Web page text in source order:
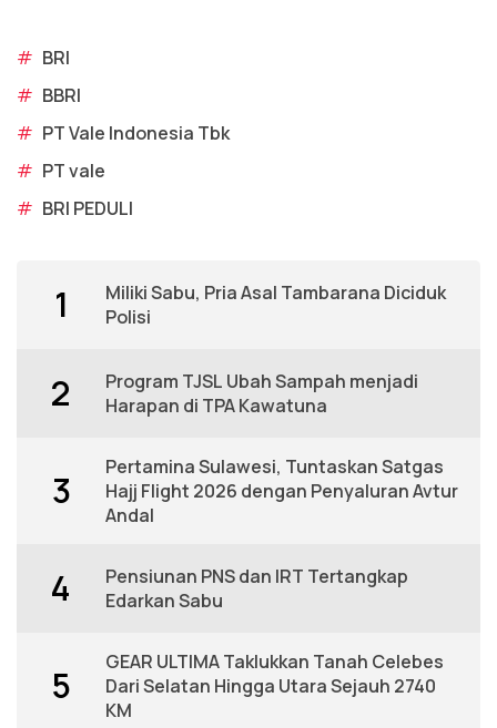
# BRI
# BBRI
# PT Vale Indonesia Tbk
# PT vale
# BRI PEDULI
1
Miliki Sabu, Pria Asal Tambarana Diciduk
Polisi
2
Program TJSL Ubah Sampah menjadi
Harapan di TPA Kawatuna
3
Pertamina Sulawesi, Tuntaskan Satgas
Hajj Flight 2026 dengan Penyaluran Avtur
Andal
4
Pensiunan PNS dan IRT Tertangkap
Edarkan Sabu
5
GEAR ULTIMA Taklukkan Tanah Celebes
Dari Selatan Hingga Utara Sejauh 2740
KM